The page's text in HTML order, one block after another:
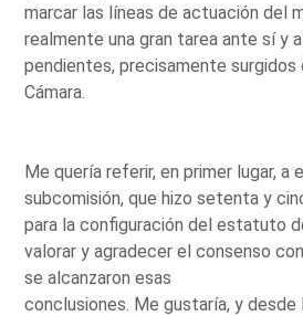
marcar las líneas de actuación del
realmente una gran tarea ante sí y
pendientes, precisamente surgidos
Cámara.
Me quería referir, en primer lugar, a
subcomisión, que hizo setenta y
para la configuración del estatuto
valorar y agradecer el consenso
se alcanzaron esas
conclusiones. Me gustaría, y desde